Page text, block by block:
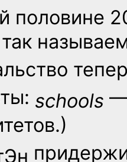
половине
schools —